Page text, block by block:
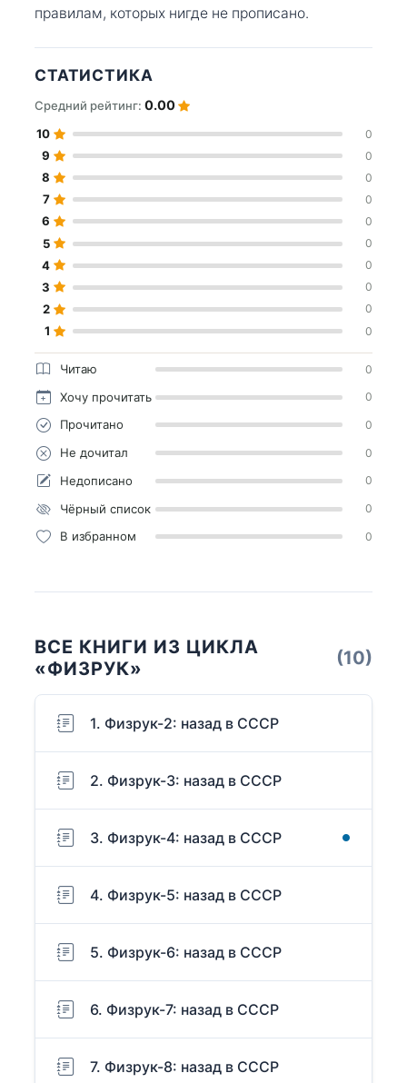
правилам, которых нигде не прописано.
СТАТИСТИКА
Средний рейтинг: 0.00
10 0
9 0
8 0
7 0
6 0
5 0
4 0
3 0
2 0
1 0
Читаю 0
Хочу прочитать 0
Прочитано 0
Не дочитал 0
Недописано 0
Чёрный список 0
В избранном 0
ВСЕ КНИГИ ИЗ ЦИКЛА
«ФИЗРУК»
(10)
1. Физрук-2: назад в СССР
2. Физрук-3: назад в СССР
3. Физрук-4: назад в СССР
4. Физрук-5: назад в СССР
5. Физрук-6: назад в СССР
6. Физрук-7: назад в СССР
7. Физрук-8: назад в СССР